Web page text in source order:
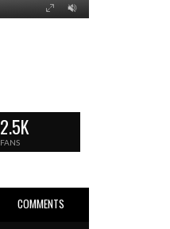
2.5K
FANS
COMMENTS